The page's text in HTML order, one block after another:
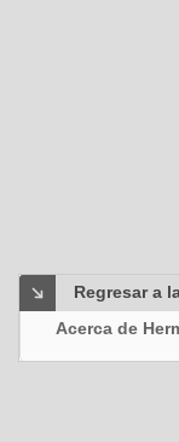
Regresar a
Acerca de